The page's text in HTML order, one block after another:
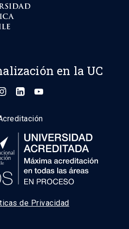
en la UC
de Privacidad